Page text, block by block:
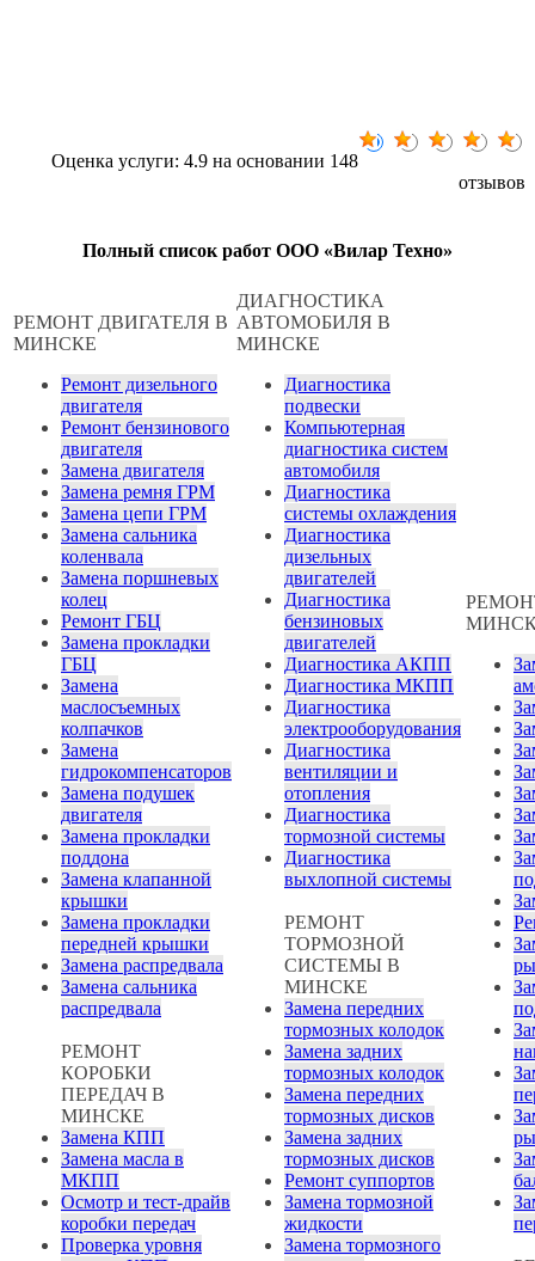
Оценка услуги: 4.9 на основании 148
отзывов
Полный список работ ООО «Вилар Техно»
РЕМОНТ ДВИГАТЕЛЯ В
МИНСКЕ
Ремонт дизельного
двигателя
Ремонт бензинового
двигателя
Замена двигателя
Замена ремня ГРМ
Замена цепи ГРМ
Замена сальника
коленвала
Замена поршневых
колец
Ремонт ГБЦ
Замена прокладки
ГБЦ
Замена
маслосъемных
колпачков
Замена
гидрокомпенсаторов
Замена подушек
двигателя
Замена прокладки
поддона
Замена клапанной
крышки
Замена прокладки
передней крышки
Замена распредвала
Замена сальника
распредвала
РЕМОНТ
КОРОБКИ
ПЕРЕДАЧ В
МИНСКЕ
Замена КПП
Замена масла в
МКПП
Осмотр и тест-драйв
коробки передач
Проверка уровня
ДИАГНОСТИКА
АВТОМОБИЛЯ В
МИНСКЕ
Диагностика
подвески
Компьютерная
диагностика систем
автомобиля
Диагностика
системы охлаждения
Диагностика
дизельных
двигателей
Диагностика
бензиновых
двигателей
Диагностика АКПП
Диагностика МКПП
Диагностика
электрооборудования
Диагностика
вентиляции и
отопления
Диагностика
тормозной системы
Диагностика
выхлопной системы
РЕМОНТ
ТОРМОЗНОЙ
СИСТЕМЫ В
МИНСКЕ
Замена передних
тормозных колодок
Замена задних
тормозных колодок
Замена передних
тормозных дисков
Замена задних
тормозных дисков
Ремонт суппортов
Замена тормозной
жидкости
Замена тормозного